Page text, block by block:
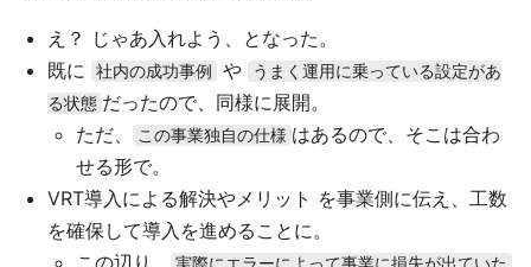
え？ じゃあ入れよう、となった。
既に
社内の成功事例 や
うまく運用に乗っている設定があ
る状態 だったので、同様に展開。
ただ、
この事業独自の仕様 はあるので、そこは合わ
せる形で。
VRT導入による解決やメリット を事業側に伝え、工数
を確保して導入を進めることに。
この辺り、